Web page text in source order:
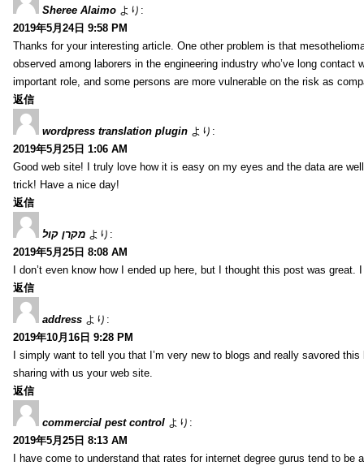
Sheree Alaimo より:
2019年5月24日 9:58 PM
Thanks for your interesting article. One other problem is that
observed among laborers in the engineering industry who’ve long
important role, and some persons are more vulnerable on the risk as
返信
wordpress translation plugin より:
2019年5月25日 1:06 AM
Good web site! I truly love how it is easy on my eyes and the data are
trick! Have a nice day!
返信
מקרן קול より:
2019年5月25日 8:08 AM
I don’t even know how I ended up here, but I thought this post was
返信
address より:
2019年10月16日 9:28 PM
I simply want to tell you that I’m very new to blogs and really savored
sharing with us your web site.
返信
commercial pest control より:
2019年5月25日 8:13 AM
I have come to understand that rates for internet degree gurus tend to